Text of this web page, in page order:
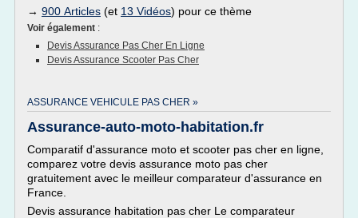
→ 900 Articles (et 13 Vidéos) pour ce thème
Voir également :
Devis Assurance Pas Cher En Ligne
Devis Assurance Scooter Pas Cher
ASSURANCE VEHICULE PAS CHER »
Assurance-auto-moto-habitation.fr
Comparatif d'assurance moto et scooter pas cher en ligne,
comparez votre devis assurance moto pas cher
gratuitement avec le meilleur comparateur d'assurance en
France.
Devis assurance habitation pas cher Le comparateur